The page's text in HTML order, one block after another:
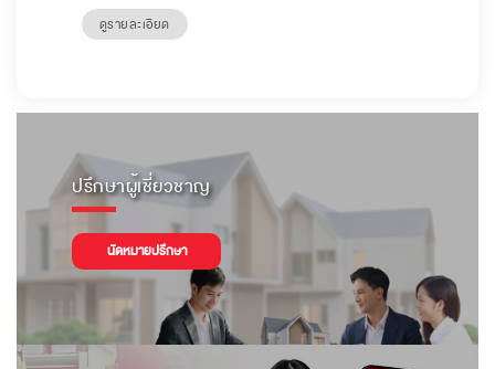
ดูรายละเอียด
ปรึกษาผู้เชี่ยวชาญ
นัดหมายปรึกษา